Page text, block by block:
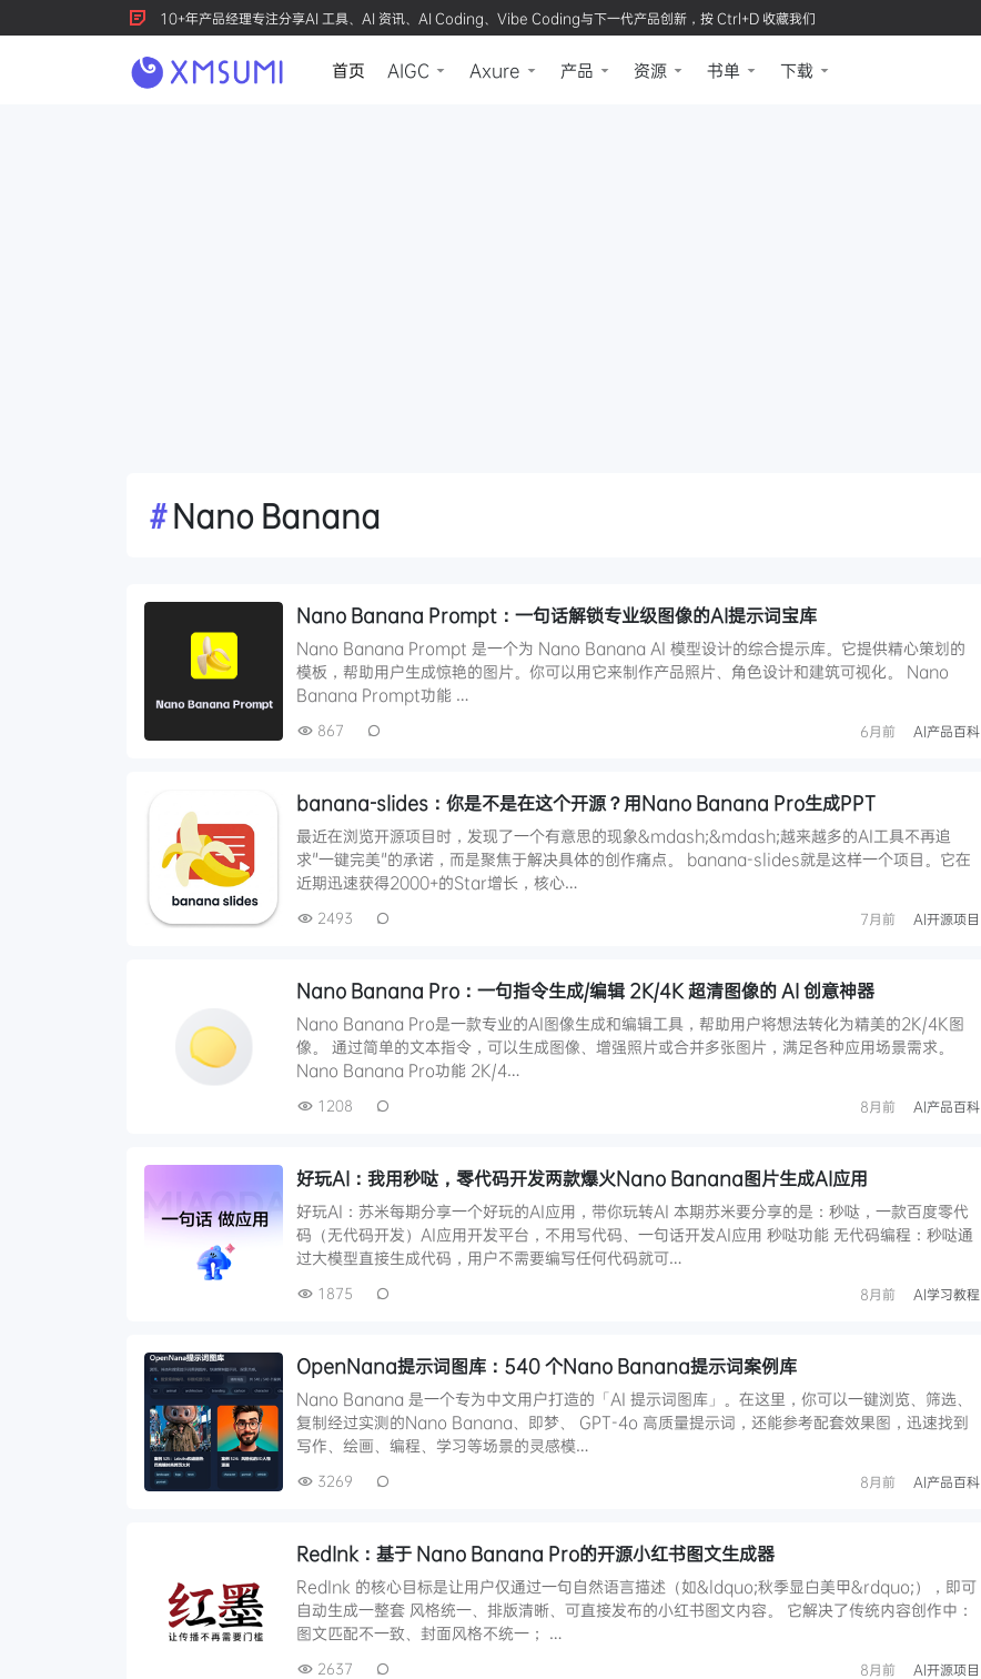
10+年产品经理专注分享AI 工具、AI 资讯、AI Coding、Vibe Coding与下一代产品创新，按 Ctrl+D 收藏我们
首页 AIGC Axure 产品 资源 书单 下载
#Nano Banana
Nano Banana Prompt：一句话解锁专业级图像的AI提示词宝库
Nano Banana Prompt 是一个为 Nano Banana AI 模型设计的综合提示库。它提供精心策划的
模板，帮助用户生成惊艳的图片。你可以用它来制作产品照片、角色设计和建筑可视化。 Nano
Banana Prompt功能 …
867 6月前 AI产品百科
banana-slides：你是不是在这个开源？用Nano Banana Pro生成PPT
最近在浏览开源项目时，发现了一个有意思的现象&mdash;&mdash;越来越多的AI工具不再追
求"一键完美"的承诺，而是聚焦于解决具体的创作痛点。 banana-slides就是这样一个项目。它在
近期迅速获得2000+的Star增长，核心…
2493 7月前 AI开源项目
Nano Banana Pro：一句指令生成/编辑 2K/4K 超清图像的 AI 创意神器
Nano Banana Pro是一款专业的AI图像生成和编辑工具，帮助用户将想法转化为精美的2K/4K图
像。 通过简单的文本指令，可以生成图像、增强照片或合并多张图片，满足各种应用场景需求。
Nano Banana Pro功能 2K/4…
1208 8月前 AI产品百科
好玩AI：我用秒哒，零代码开发两款爆火Nano Banana图片生成AI应用
好玩AI：苏米每期分享一个好玩的AI应用，带你玩转AI 本期苏米要分享的是：秒哒，一款百度零代
码（无代码开发）AI应用开发平台，不用写代码、一句话开发AI应用 秒哒功能 无代码编程：秒哒通
过大模型直接生成代码，用户不需要编写任何代码就可…
1875 8月前 AI学习教程
OpenNana提示词图库：540 个Nano Banana提示词案例库
Nano Banana 是一个专为中文用户打造的「AI 提示词图库」。在这里，你可以一键浏览、筛选、
复制经过实测的Nano Banana、即梦、 GPT-4o 高质量提示词，还能参考配套效果图，迅速找到
写作、绘画、编程、学习等场景的灵感模…
3269 8月前 AI产品百科
RedInk：基于 Nano Banana Pro的开源小红书图文生成器
RedInk 的核心目标是让用户仅通过一句自然语言描述（如&ldquo;秋季显白美甲&rdquo;），即可
自动生成一整套 风格统一、排版清晰、可直接发布的小红书图文内容。 它解决了传统内容创作中：
图文匹配不一致、封面风格不统一； …
2637 8月前 AI开源项目